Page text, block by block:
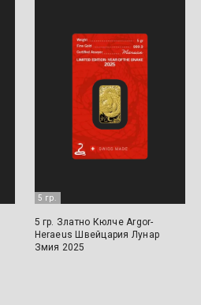
5 гр.
5 гр. Златно Кюлче Argor-
Heraeus Швейцария Лунар
Змия 2025